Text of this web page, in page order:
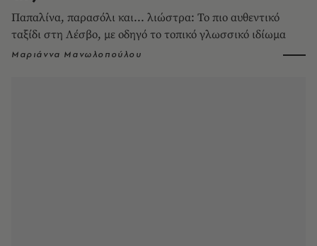
Παπαλίνα, παρασόλι και... λιώστρα: Το πιο αυθεντικό
ταξίδι στη Λέσβο, με οδηγό το τοπικό γλωσσικό ιδίωμα
Μαριάννα Μανωλοπούλου